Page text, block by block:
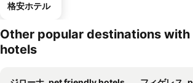
格安ホテル
Other popular destinations
hotels